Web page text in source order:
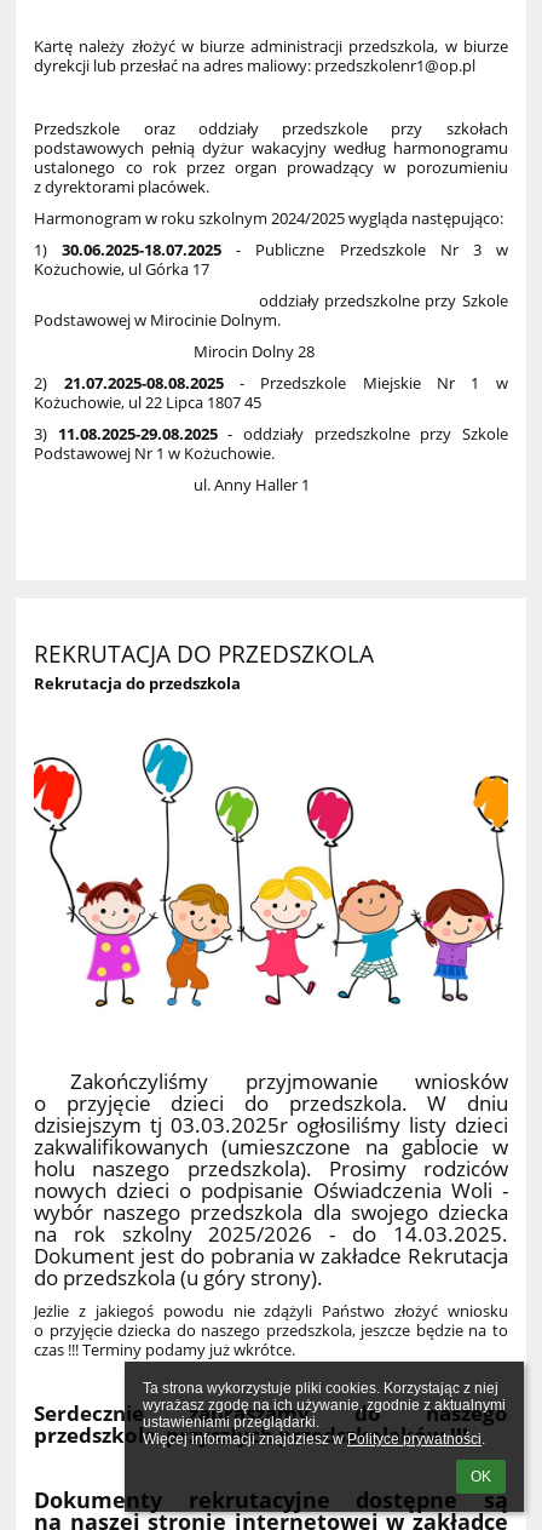
Ta strona wykorzystuje pliki cookies. Korzystając z niej
wyrażasz zgodę na ich używanie, zgodnie z aktualnymi
ustawieniami przeglądarki.
Więcej informacji znajdziesz w Polityce prywatności.
OK
Kartę należy złożyć w biurze administracji przedszkola, w biurze
dyrekcji lub przesłać na adres maliowy: przedszkolenr1@op.pl
Przedszkole oraz oddziały przedszkole przy szkołach
podstawowych pełnią dyżur wakacyjny według harmonogramu
ustalonego co rok przez organ prowadzący w porozumieniu
z dyrektorami placówek.
Harmonogram w roku szkolnym 2024/2025 wygląda następująco:
1)30.06.2025-18.07.2025 - Publiczne Przedszkole Nr 3 w
Kożuchowie, ul Górka 17
oddziały przedszkolne przy Szkole
Podstawowej w Mirocinie Dolnym.
Mirocin Dolny 28
2) 21.07.2025-08.08.2025- Przedszkole Miejskie Nr 1 w
Kożuchowie, ul 22 Lipca 1807 45
3) 11.08.2025-29.08.2025- oddziały przedszkolne przy Szkole
Podstawowej Nr 1 w Kożuchowie.
ul. Anny Haller 1
REKRUTACJA DO PRZEDSZKOLA
Rekrutacja do przedszkola
Zakończyliśmy przyjmowanie wniosków
o przyjęcie dzieci do przedszkola. W dniu
dzisiejszym tj 03.03.2025r ogłosiliśmy listy dzieci
zakwalifikowanych (umieszczone na gablocie w
holu naszego przedszkola). Prosimy rodziców
nowych dzieci o podpisanie Oświadczenia Woli -
wybór naszego przedszkola dla swojego dziecka
na rok szkolny 2025/2026 - do 14.03.2025.
Dokument jest do pobrania w zakładce Rekrutacja
do przedszkola (u góry strony).
Jeżlie z jakiegoś powodu nie zdążyli Państwo złożyć wniosku
o przyjęcie dziecka do naszego przedszkola, jeszcze będzie na to
czas !!! Terminy podamy już wkrótce.
Serdecznie zapraszamy do naszego
przedszkola przyszłych przedszkolaków !!!
Dokumenty rekrutacyjne dostępne są
na naszej stronie internetowej w zakładce